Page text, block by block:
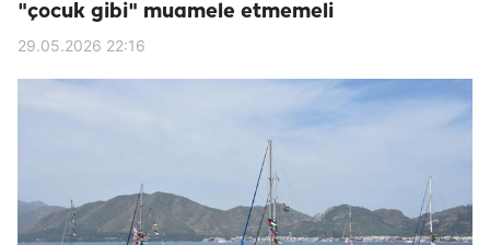
"çocuk gibi" muamele etmemeli
29.05.2026 22:16